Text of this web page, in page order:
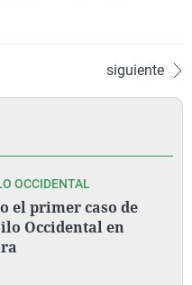
siguiente
OCCIDENTAL
el primer caso de
Occidental en